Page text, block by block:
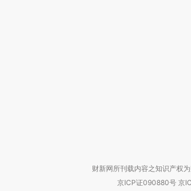
财新网所刊载内容之知识产权
京ICP证090880号 京